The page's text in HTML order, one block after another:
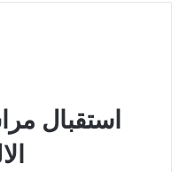
استقبال